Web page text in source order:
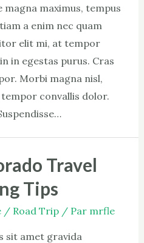
maximus, tempus
a enim nec quam
elit mi, at tempor
in egestas purus. Cras
Morbi magna nisl,
convallis dolor.
Travel
Tips
/ Road Trip/ Par mrfle
sit amet gravida